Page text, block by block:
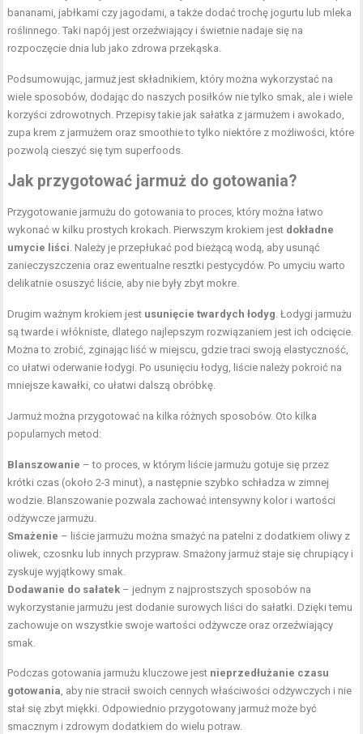
bananami, jabłkami czy jagodami, a także dodać trochę jogurtu lub mleka
roślinnego. Taki napój jest orzeźwiający i świetnie nadaje się na
rozpoczęcie dnia lub jako zdrowa przekąska.
Podsumowując, jarmuż jest składnikiem, który można wykorzystać na
wiele sposobów, dodając do naszych posiłków nie tylko smak, ale i wiele
korzyści zdrowotnych. Przepisy takie jak sałatka z jarmużem i awokado,
zupa krem z jarmużem oraz smoothie to tylko niektóre z możliwości, które
pozwolą cieszyć się tym superfoods.
Jak przygotować jarmuż do gotowania?
Przygotowanie jarmużu do gotowania to proces, który można łatwo
wykonać w kilku prostych krokach. Pierwszym krokiem jest dokładne
umycie liści . Należy je przepłukać pod bieżącą wodą, aby usunąć
zanieczyszczenia oraz ewentualne resztki pestycydów. Po umyciu warto
delikatnie osuszyć liście, aby nie były zbyt mokre.
Drugim ważnym krokiem jest usunięcie twardych łodyg . Łodygi jarmużu
są twarde i włókniste, dlatego najlepszym rozwiązaniem jest ich odcięcie.
Można to zrobić, zginając liść w miejscu, gdzie traci swoją elastyczność,
co ułatwi oderwanie łodygi. Po usunięciu łodyg, liście należy pokroić na
mniejsze kawałki, co ułatwi dalszą obróbkę.
Jarmuż można przygotować na kilka różnych sposobów. Oto kilka
popularnych metod:
Blanszowanie – to proces, w którym liście jarmużu gotuje się przez
krótki czas (około 2-3 minut), a następnie szybko schładza w zimnej
wodzie. Blanszowanie pozwala zachować intensywny kolor i wartości
odżywcze jarmużu.
Smażenie – liście jarmużu można smażyć na patelni z dodatkiem oliwy z
oliwek, czosnku lub innych przypraw. Smażony jarmuż staje się chrupiący i
zyskuje wyjątkowy smak.
Dodawanie do sałatek – jednym z najprostszych sposobów na
wykorzystanie jarmużu jest dodanie surowych liści do sałatki. Dzięki temu
zachowuje on wszystkie swoje wartości odżywcze oraz orzeźwiający
smak.
Podczas gotowania jarmużu kluczowe jest nieprzedłużanie czasu
gotowania , aby nie stracił swoich cennych właściwości odżywczych i nie
stał się zbyt miękki. Odpowiednio przygotowany jarmuż może być
smacznym i zdrowym dodatkiem do wielu potraw.